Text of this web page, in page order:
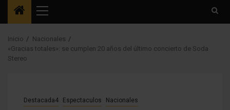
Menú
principal
Inicio
Nacionales
«Gracias totales»: se cumplen 20 años del último concierto de Soda
Stereo
Destacada4 Espectaculos Nacionales